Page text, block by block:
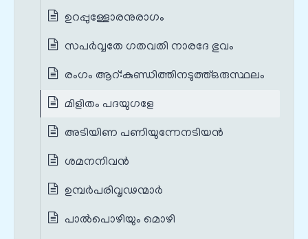
ഉറപ്പുള്ളോരനുരാഗം
സപർവ്വതേ ഗതവതി നാരദേ ഭുവം
രംഗം ആറ്‌:കുണ്ഡിത്തിനടുത്ത്‌ഒരുസ്ഥലം
മിളിതം പദയുഗളേ
അടിയിണ പണിയുന്നേനടിയൻ
ശമനനിവൻ
ഉമ്പർപരിവൃഢന്മാർ
പാൽപൊഴിയും മൊഴി